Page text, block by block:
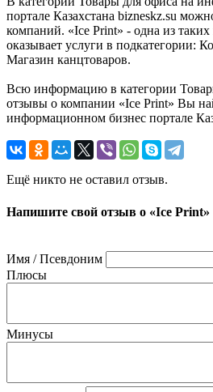
портале Казахстана bizneskz.su
компаний. «Ice Print» - одна из
оказывает услуги в подкатегории:
Магазин канцтоваров.
Всю информацию в категории
отзывы о компании «Ice Print» Вы
информационном бизнес портале
Ещё никто не оставил отзыв.
Напишите свой отзыв о «Ice Print»
Имя / Псевдоним
Плюсы
Минусы